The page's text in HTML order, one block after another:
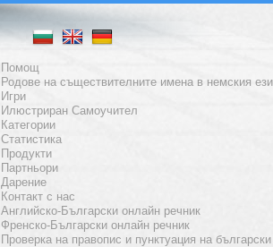
Помощ
Родове на съществителните имена в немския
Игри
Илюстриран Самоучител
Категории
Статистика
Продукти
Партньори
Дарение
Контакт с нас
Английско-Български онлайн речник
Френско-Български онлайн речник
Проверка на правопис и пунктуация на български